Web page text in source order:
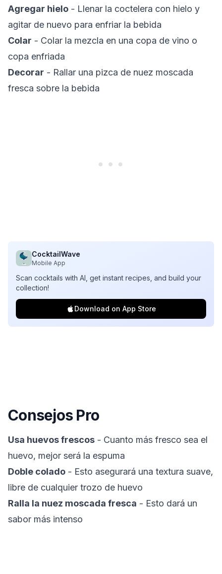
Agregar hielo - Llenar la coctelera con hielo y
agitar de nuevo para enfriar la bebida
Colar - Colar la mezcla en una copa de vino o
copa enfriada
Decorar - Rallar una pizca de nuez moscada
fresca sobre la bebida
CocktailWave
Mobile App
Scan cocktails with AI, get instant recipes, and build your
collection!
Download on App Store
Consejos Pro
Usa huevos frescos - Cuanto más fresco sea el
huevo, mejor será la espuma
Doble colado - Esto asegurará una textura suave,
libre de cualquier trozo de huevo
Ralla la nuez moscada fresca - Esto dará un
sabor más intenso